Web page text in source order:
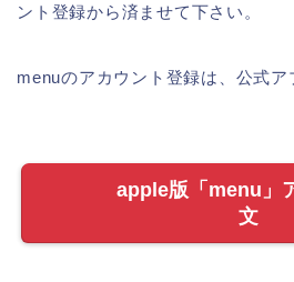
ント登録から済ませて下さい。
menuのアカウント登録は、公式ア
apple版「menu」
文